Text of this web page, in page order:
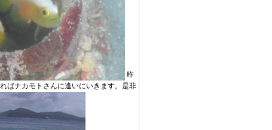
昨
ばナカモトさんに逢いにいきます。是非